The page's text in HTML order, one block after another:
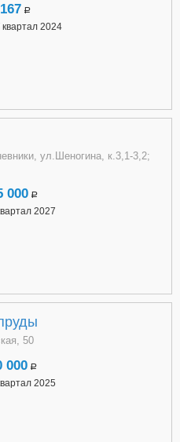
a
2024
ул.Шеногина, к.3,1-3,2;
000 a
2027
50
000 a
2025